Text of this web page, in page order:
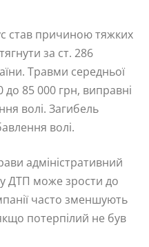
став причиною тяжких
за ст. 286
Травми середньої
85 000 грн, виправні
волі. Загибель
волі.
адміністративний
ДТП може зрости до
часто зменшують
потерпілий не був